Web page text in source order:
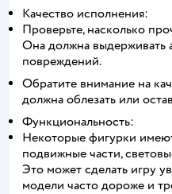
Качество исполнения:
Проверьте, насколько
Она должна выдерживать
повреждений.
Обратите внимание на
должна облезать или
Функциональность:
Некоторые фигурки
подвижные части,
Это может сделать игру
модели часто дороже и